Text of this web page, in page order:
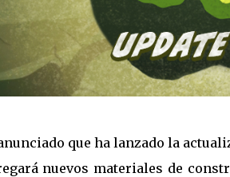
que ha lanzado la
nuevos materiales de